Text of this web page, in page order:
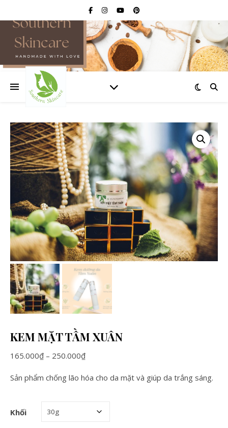
KEM MẶT TẦM XUÂN
165.000₫ – 250.000₫Khoảng giá: từ 165.000₫ đến 250.000₫
Sản phẩm chống lão hóa cho da mặt và giúp da trắng sáng.
Khối